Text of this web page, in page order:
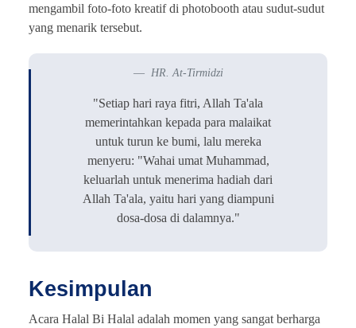
mengambil foto-foto kreatif di photobooth atau sudut-sudut
yang menarik tersebut.
HR. At-Tirmidzi
"Setiap hari raya fitri, Allah Ta'ala
memerintahkan kepada para malaikat
untuk turun ke bumi, lalu mereka
menyeru: "Wahai umat Muhammad,
keluarlah untuk menerima hadiah dari
Allah Ta'ala, yaitu hari yang diampuni
dosa-dosa di dalamnya."
Kesimpulan
Acara Halal Bi Halal adalah momen yang sangat berharga